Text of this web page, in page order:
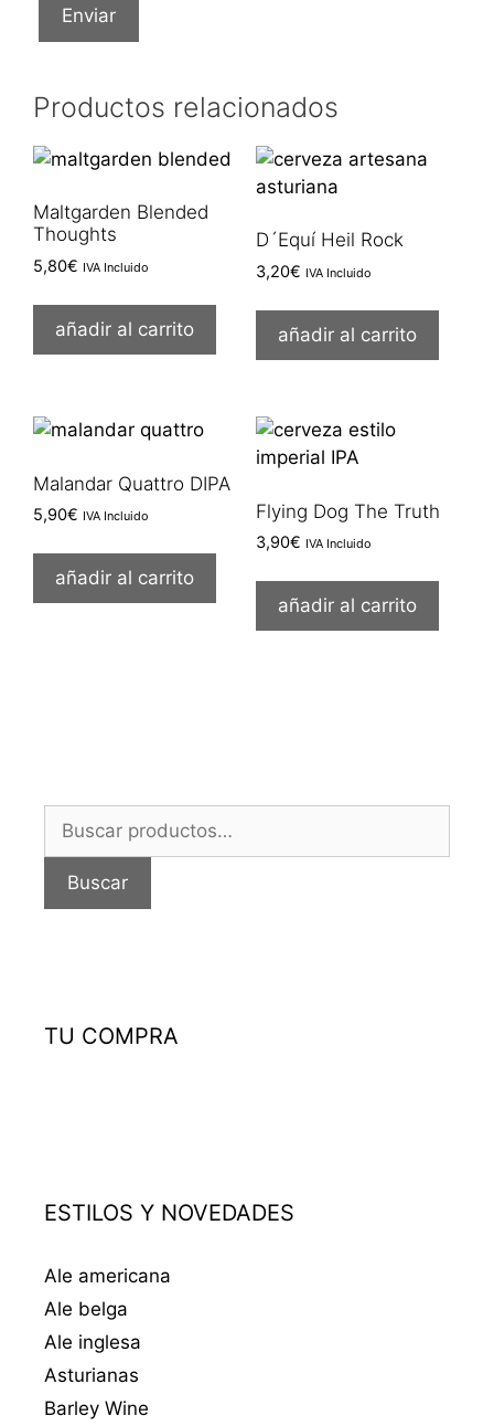
Productos relacionados
Maltgarden Blended
Thoughts
5,80€ IVA Incluido
añadir al carrito
D´Equí Heil Rock
3,20€ IVA Incluido
añadir al carrito
Malandar Quattro DIPA
5,90€ IVA Incluido
añadir al carrito
Flying Dog The Truth
3,90€ IVA Incluido
añadir al carrito
Buscar
Buscar
TU COMPRA
ESTILOS Y NOVEDADES
Ale americana
Ale belga
Ale inglesa
Asturianas
Barley Wine